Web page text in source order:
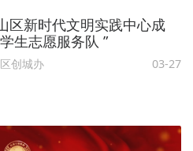
区新时代文明实践中心成
生志愿服务队 ”
创城办 03-27